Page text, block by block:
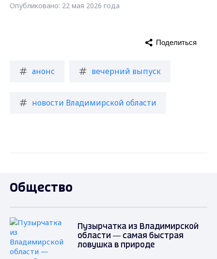
Опубликовано: 22 мая 2026 года
анонс вечерний выпуск
новости Владимирской области
Поделиться
Общество
Пузырчатка из Владимирской
области — самая быстрая
ловушка в природе